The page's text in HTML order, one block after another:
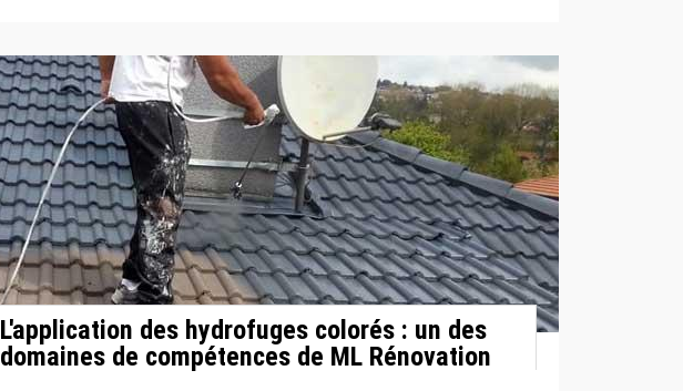
L'application des hydrofuges colorés : un des
domaines de compétences de ML Rénovation